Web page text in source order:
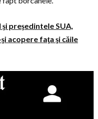
preşedintele SUA,
acopere faţa şi căile